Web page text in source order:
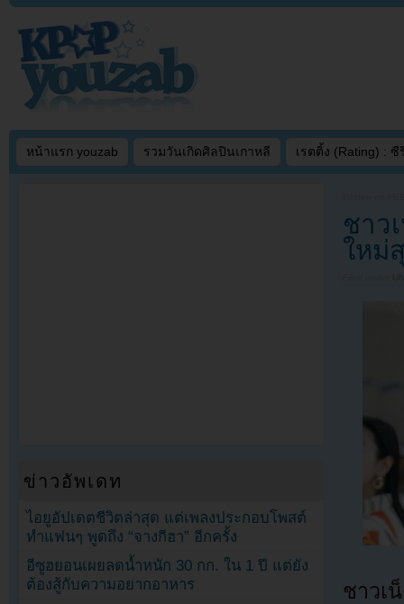
หน้าแรก youzab รวมวันเกิดศิลปินเกาหลี เรตติ้ง (Rating) : ซี
ชาว
ใหม่
ชาวเ
ข่าวอัพเดท
ไอยูอัปเดตชีวิตล่าสุด แต่เพลงประกอบโพสต์
ทำแฟนๆ พูดถึง “จางกีฮา” อีกครั้ง
อีซูฮยอนเผยลดน้ำหนัก 30 กก. ใน 1 ปี แต่ยัง
ต้องสู้กับความอยากอาหาร